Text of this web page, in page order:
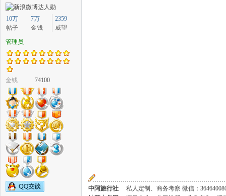
10万
帖子
7万
金钱
2359
威望
管理员
金钱 74100
中阿旅行社 私人定制、商务考察 微信：